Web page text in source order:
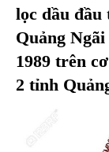
lọc dầu
Quảng
1989 trên
2 tỉnh